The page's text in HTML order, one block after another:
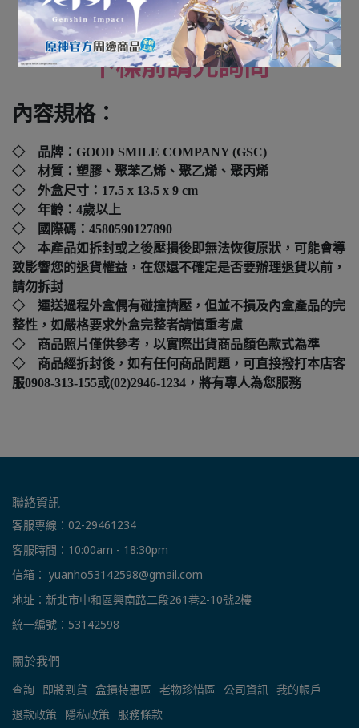
全新未拆封
下標前請先詢問
內容規格：
◇ 品牌：GOOD SMILE COMPANY (GSC)
◇ 材質：塑膠、聚苯乙烯、聚乙烯、聚丙烯
◇ 外盒尺寸：17.5 x 13.5 x 9 cm
◇ 年齡：4歲以上
◇ 國際碼： 4580590127890
◇ 本產品如拆封或之後壓損後即無法恢復原狀，可能會導
致影響您的退貨權益，在您還不確定是否要辦理退貨以前，
請勿拆封
◇ 運送過程外盒偶有碰撞擠壓，但並不損及內盒產品的完
整性，如嚴格要求外盒完整者請慎重考慮
◇ 商品照片僅供參考，以實際出貨商品顏色款式為準
◇ 商品經拆封後，如有任何商品問題，可直接撥打本店客
服0908-313-155或(02)2946-1234，將有專人為您服務
聯絡資訊
客服專線：02-29461234
客服時間：10:00am - 18:30pm
信箱： yuanho53142598@gmail.com
地址：新北市中和區興南路二段261巷2-10號2樓
統一編號：53142598
關於我們
查詢 即將到貨 盒損特惠區 老物珍惜區 公司資訊 我的帳戶
退款政策 隱私政策 服務條款